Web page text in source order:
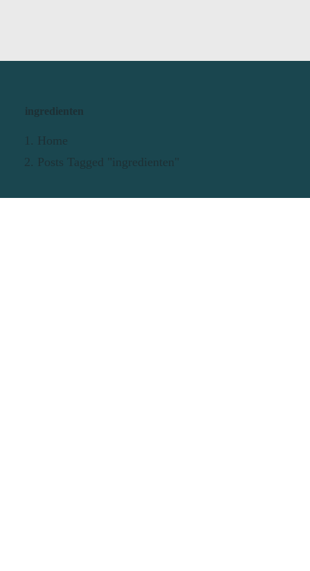
ingredienten
Home
Posts Tagged "ingredienten"